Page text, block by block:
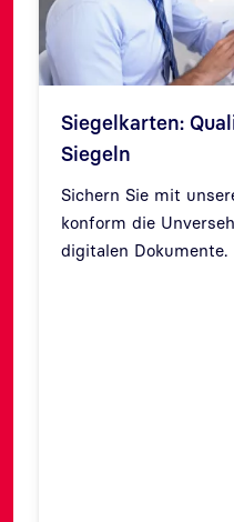
Siegelkarten:
Siegeln
Sichern Sie mit
konform die
digitalen Dokumente.